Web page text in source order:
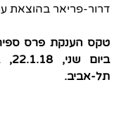
דרור-פריאר בהוצאת
טקס הענקת פרס
תל-אביב.